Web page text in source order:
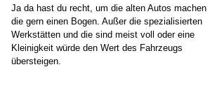
Ja da hast du recht, um die alten Autos machen
die gern einen Bogen. Außer die spezialisierten
Werkstätten und die sind meist voll oder eine
Kleinigkeit würde den Wert des Fahrzeugs
übersteigen.